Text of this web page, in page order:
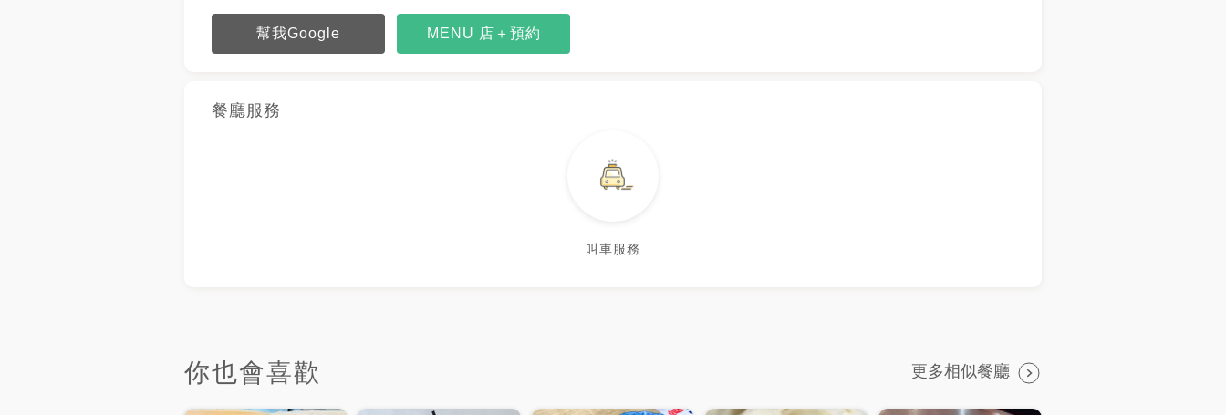
幫我Google MENU 店＋預約
餐廳服務
叫車服務
你也會喜歡 更多相似餐廳